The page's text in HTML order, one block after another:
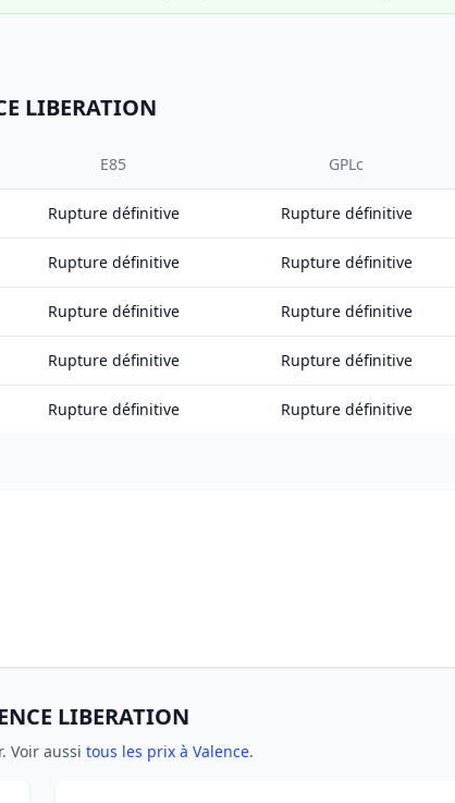
LIBERATION
E85 GPLc
Rupture définitive Rupture définitive
Rupture définitive Rupture définitive
Rupture définitive Rupture définitive
Rupture définitive Rupture définitive
Rupture définitive Rupture définitive
LIBERATION
Voir aussi tous les prix à Valence.